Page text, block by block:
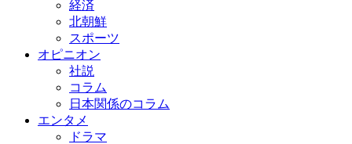
経済
北朝鮮
スポーツ
オピニオン
社説
コラム
日本関係のコラム
エンタメ
ドラマ